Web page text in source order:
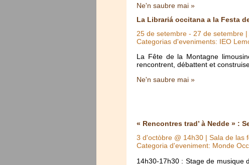
Ne'n saubre mai »
La Librariá occitana a la Festa
25 de setembre - 27 de setembre |
Categorias d'eveniments: IEO
La Fête de la Montagne
rencontrent, débattent et
Ne'n saubre mai »
« Rencontres trad’ à Nedde » :
3 d'octòbre @ 14h30 | Sala de las
Categoria d'eveniment: Monde
14h30-17h30 : Stage de musique